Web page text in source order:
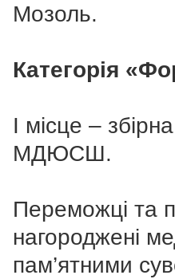
Мозоль.
Категорія
І місце –
МДЮСШ.
Переможці та
нагороджені
пам’ятними